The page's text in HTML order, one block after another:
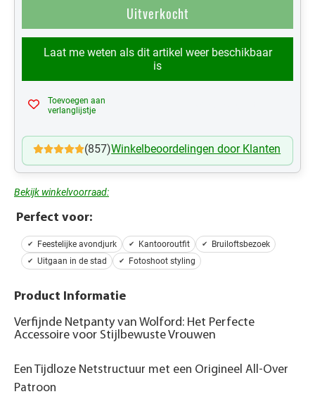
Uitverkocht
Laat me weten als dit artikel weer beschikbaar
is
Toevoegen aan
verlanglijstje
(857)Winkelbeoordelingen door Klanten
Bekijk winkelvoorraad:
Perfect voor:
Feestelijke avondjurk Kantooroutfit
Bruiloftsbezoek
Uitgaan in de stad
Fotoshoot styling
Product Informatie
Verfijnde Netpanty van Wolford: Het Perfecte
Accessoire voor Stijlbewuste Vrouwen
Een Tijdloze Netstructuur met een Origineel All-Over
Patroon